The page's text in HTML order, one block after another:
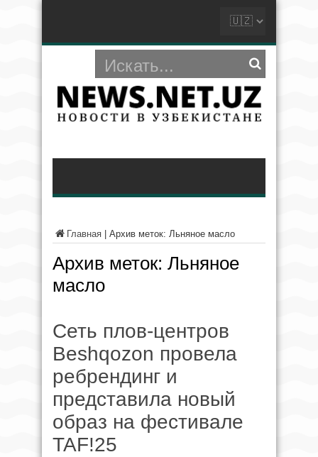
Главная Архив меток: Льняное масло
Архив меток: Льняное
масло
Сеть плов-центров
Beshqozon провела
ребрендинг и
представила новый
образ на фестивале
TAF!25